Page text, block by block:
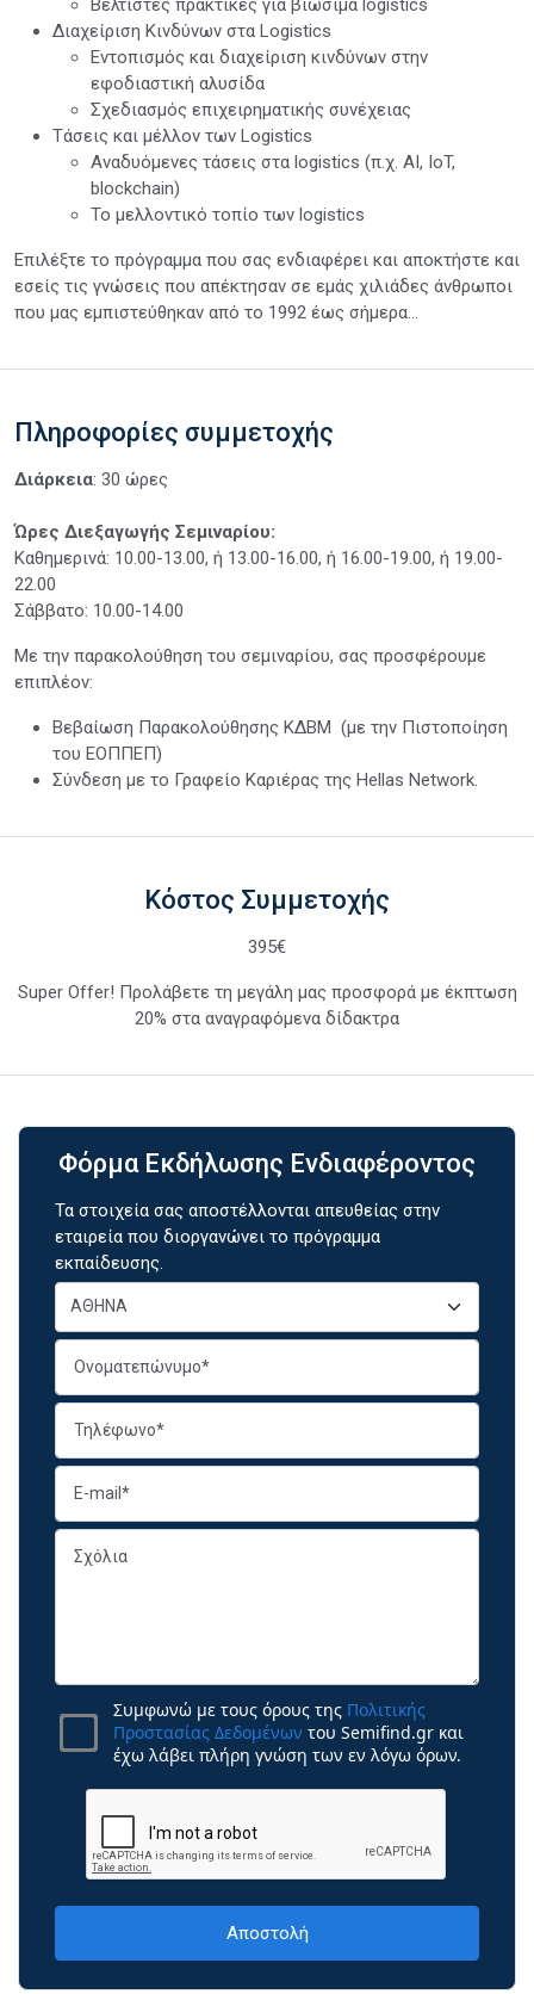
Βέλτιστες πρακτικές για βιώσιμα logistics
Διαχείριση Κινδύνων στα Logistics
Εντοπισμός και διαχείριση κινδύνων στην
εφοδιαστική αλυσίδα
Σχεδιασμός επιχειρηματικής συνέχειας
Τάσεις και μέλλον των Logistics
Αναδυόμενες τάσεις στα logistics (π.χ. AI, IoT,
blockchain)
Το μελλοντικό τοπίο των logistics
Επιλέξτε το πρόγραμμα που σας ενδιαφέρει και αποκτήστε και
εσείς τις γνώσεις που απέκτησαν σε εμάς χιλιάδες άνθρωποι
που μας εμπιστεύθηκαν από το 1992 έως σήμερα...
Πληροφορίες συμμετοχής
Διάρκεια: 30 ώρες
Ώρες Διεξαγωγής Σεμιναρίου:
Καθημερινά: 10.00-13.00, ή 13.00-16.00, ή 16.00-19.00, ή 19.00-
22.00
Σάββατο: 10.00-14.00
Με την παρακολούθηση του σεμιναρίου, σας προσφέρουμε
επιπλέον:
Βεβαίωση Παρακολούθησης ΚΔΒΜ (με την Πιστοποίηση
του ΕΟΠΠΕΠ)
Σύνδεση με το Γραφείο Καριέρας της Hellas Network.
Κόστος Συμμετοχής
395€
Super Offer! Προλάβετε τη μεγάλη μας προσφορά με έκπτωση
20% στα αναγραφόμενα δίδακτρα
Φόρμα Εκδήλωσης Ενδιαφέροντος
Τα στοιχεία σας αποστέλλονται απευθείας στην
εταιρεία που διοργανώνει το πρόγραμμα
εκπαίδευσης.
Συμφωνώ με τους όρους της Πολιτικής
Προστασίας Δεδομένων του Semifind.gr και
έχω λάβει πλήρη γνώση των εν λόγω όρων.